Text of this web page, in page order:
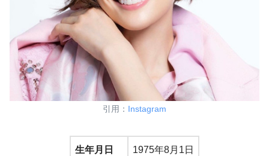
引用： Instagram
生年月日 1975年8月1日